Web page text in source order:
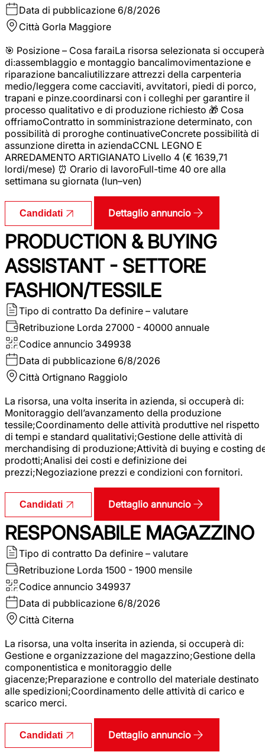
Data di pubblicazione 6/8/2026
Città Gorla Maggiore
🎯 Posizione – Cosa faraiLa risorsa selezionata si occuperà
di:assemblaggio e montaggio bancalimovimentazione e
riparazione bancaliutilizzare attrezzi della carpenteria
medio/leggera come cacciaviti, avvitatori, piedi di porco,
trapani e pinze.coordinarsi con i colleghi per garantire il
processo qualitativo e di produzione richiesto 🎁 Cosa
offriamoContratto in somministrazione determinato, con
possibilità di proroghe continuativeConcrete possibilità di
assunzione diretta in aziendaCCNL LEGNO E
ARREDAMENTO ARTIGIANATO Livello 4 (€ 1639,71
lordi/mese) ⏰ Orario di lavoroFull-time 40 ore alla
settimana su giornata (lun–ven)
Candidati Dettaglio annuncio
PRODUCTION & BUYING
ASSISTANT - SETTORE
FASHION/TESSILE
Tipo di contratto Da definire – valutare
Retribuzione Lorda 27000 - 40000 annuale
Codice annuncio 349938
Data di pubblicazione 6/8/2026
Città Ortignano Raggiolo
La risorsa, una volta inserita in azienda, si occuperà di:
Monitoraggio dell’avanzamento della produzione
tessile;Coordinamento delle attività produttive nel rispetto
di tempi e standard qualitativi;Gestione delle attività di
merchandising di produzione;Attività di buying e costing
prodotti;Analisi dei costi e definizione dei
prezzi;Negoziazione prezzi e condizioni con fornitori.
Candidati Dettaglio annuncio
RESPONSABILE MAGAZZINO
Tipo di contratto Da definire – valutare
Retribuzione Lorda 1500 - 1900 mensile
Codice annuncio 349937
Data di pubblicazione 6/8/2026
Città Citerna
La risorsa, una volta inserita in azienda, si occuperà di:
Gestione e organizzazione del magazzino;Gestione della
componentistica e monitoraggio delle
giacenze;Preparazione e controllo del materiale destinato
alle spedizioni;Coordinamento delle attività di carico e
scarico merci.
Candidati Dettaglio annuncio